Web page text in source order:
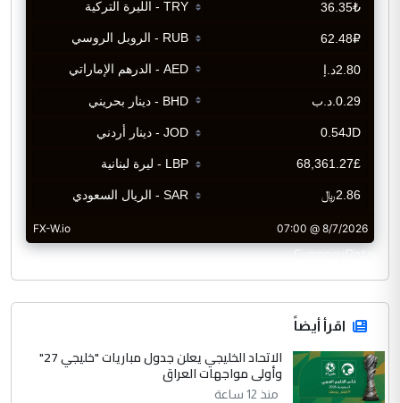
CurrencyRate
اقرأ أيضاً
الاتحاد الخليجي يعلن جدول مباريات "خليجي 27"
وأولى مواجهات العراق
منذ 12 ساعة